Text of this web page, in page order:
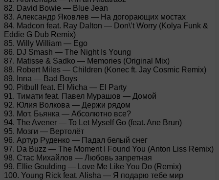
82. David Bowie — Blue Jean
83. Александр Яковлев — На догорающих мостах
84. Madcon feat. Ray Dalton — Don\’t Worry (Kolya Funk &
Eddie G Dub Remix)
85. Willy William — Ego
86. DJ Smash — The Night Is Young
87. Matisse & Sadko — Memories (Original Mix)
88. Robert Miles — Children (Konec ft. Jay Cosmic Remix)
89. Inna — Bad Boys
90. Pitbull feat. El Micha — El Party
91. Тимати feat. Павел Мурашов — Домой
92. Юлия Волкова — Держи рядом
93. Мот, Бьянка — Абсолютно все?
94. The Avener — To Let Myself Go (feat. Ane Brun)
95. Мозги — Вертолёт
96. Артур Руденко — Падал белый снег
97. Da Buzz — The Moment I Found You (Anton Liss Remix)
98. Стас Михайлов — Любовь запретная
99. Ellie Goulding — Love Me Like You Do (Remix)
100. Young Rick feat. Alisha — Я подарю тебе мир